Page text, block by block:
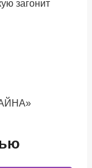
загонит